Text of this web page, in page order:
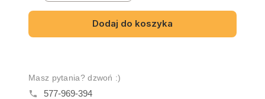
Dodaj do koszyka
Masz pytania? dzwoń :)
577-969-394